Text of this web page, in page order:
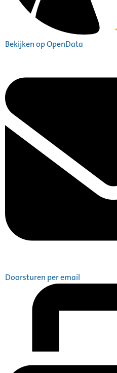
Bekijken op OpenData
Doorsturen per email